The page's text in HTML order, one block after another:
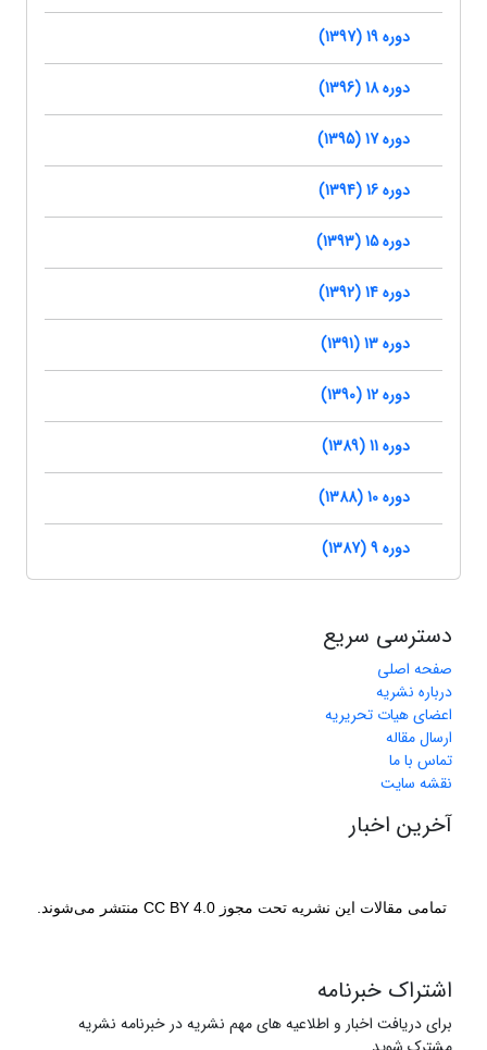
دوره 19 (1397)
دوره 18 (1396)
دوره 17 (1395)
دوره 16 (1394)
دوره 15 (1393)
دوره 14 (1392)
دوره 13 (1391)
دوره 12 (1390)
دوره 11 (1389)
دوره 10 (1388)
دوره 9 (1387)
دسترسی سریع
صفحه اصلی
درباره نشریه
اعضای هیات تحریریه
ارسال مقاله
تماس با ما
نقشه سایت
آخرین اخبار
تمامی مقالات این نشریه تحت مجوز CC BY 4.0 منتشر می‌شوند.
اشتراک خبرنامه
برای دریافت اخبار و اطلاعیه های مهم نشریه در خبرنامه نشریه